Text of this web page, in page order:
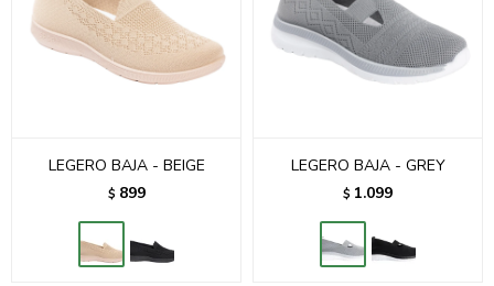
LEGERO BAJA - BEIGE
$ 899
LEGERO BAJA - GREY
$ 1.099